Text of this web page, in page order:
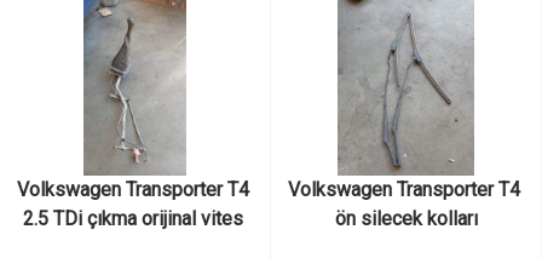
Volkswagen Transporter T4
2.5 TDi çıkma orijinal vites
Volkswagen Transporter T4
ön silecek kolları